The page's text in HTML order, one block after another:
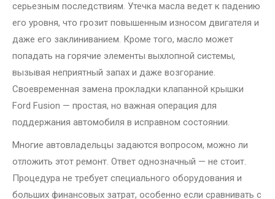
серьезным последствиям. Утечка масла ведет к падению
его уровня, что грозит повышенным износом двигателя и
даже его заклиниванием. Кроме того, масло может
попадать на горячие элементы выхлопной системы,
вызывая неприятный запах и даже возгорание.
Своевременная замена прокладки клапанной крышки
Ford Fusion — простая, но важная операция для
поддержания автомобиля в исправном состоянии.
Многие автовладельцы задаются вопросом, можно ли
отложить этот ремонт. Ответ однозначный — не стоит.
Процедура не требует специального оборудования и
больших финансовых затрат, особенно если сравнивать с